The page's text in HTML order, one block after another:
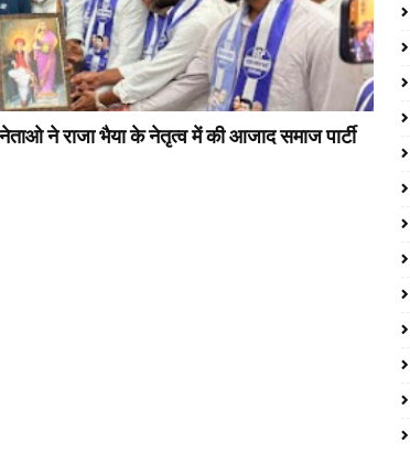
ने राजा भैया के नेतृत्व में की आजाद समाज पार्टी